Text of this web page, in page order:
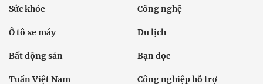
Sức khỏe Công nghệ
Ô tô xe máy Du lịch
Bất động sản Bạn đọc
Tuần Việt Nam Công nghiệp hỗ trợ